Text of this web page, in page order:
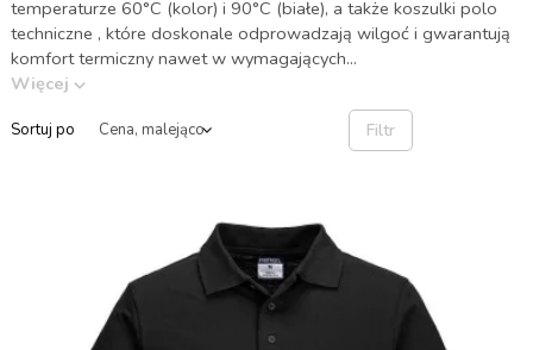
temperaturze 60°C (kolor) i 90°C (białe), a także koszulki polo
techniczne , które doskonale odprowadzają wilgoć i gwarantują
komfort termiczny nawet w wymagających...
Więcej
Sortuj po Filtr